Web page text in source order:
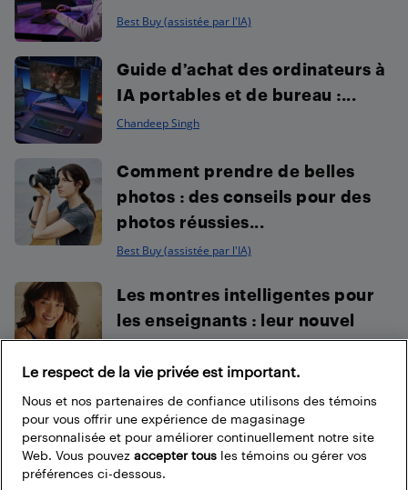
Best Buy (assistée par l'IA)
Guide d’achat des ordinateurs à
IA portables et de bureau :...
Chandeep Singh
Comment prendre de belles
photos : des conseils pour des
photos réussies...
Best Buy (assistée par l'IA)
Les montres intelligentes pour
les enseignants : leur nouvel
allié pour...
Christine Persaud
Footer
Le respect de la vie privée est important.
Nous et nos partenaires de confiance utilisons des témoins
pour vous offrir une expérience de magasinage
personnalisée et pour améliorer continuellement notre site
Web. Vous pouvez accepter tous les témoins ou gérer vos
préférences ci-dessous.